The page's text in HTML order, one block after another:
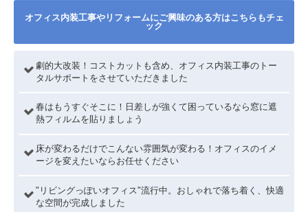
オフィス内装工事やリフォームにご興味のある方はこちらもチェ
ック
劇的大改装！コストカットも含め、オフィス内装工事のトー
タルサポートをさせていただきました
春はもうすぐそこに！日差しが強くて困っているなら窓に遮
熱フィルムを貼りましょう
床が変わるだけでこんない雰囲気が変わる！オフィスのイメ
ージを変えたいならお任せください
"リビングっぽいオフィス"流行中。おしゃれで落ち着く、快適
な空間が完成しました